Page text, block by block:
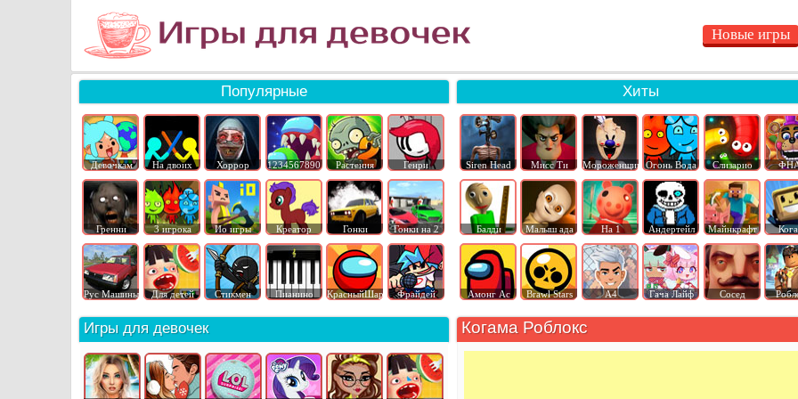
Новые игры
Популярные
Девочкам На двоих Хоррор 1234567890 Растения Генри
Гренни 3 игрока Ио игры Креатор Гонки Гонки на 2
Рус Машины Для детей Стикмен Пианино КрасныйШар Фрайдей
Хиты
Siren Head Мисс Ти Мороженщик Огонь Вода Слизарио
Балди Малыш ада На 1 Андертейл Майнкрафт
Амонг Ас Brawl Stars А4 Гача Лайф Сосед
Когама Роблокс
Игры для девочек